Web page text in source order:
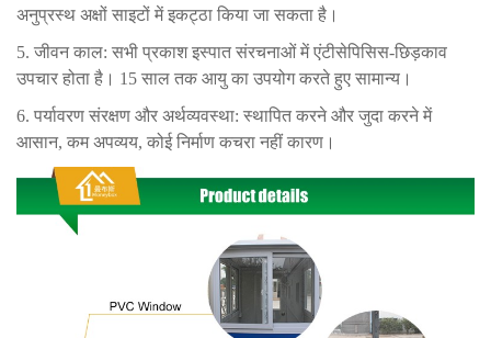
अनुप्रस्थ अक्षों साइटों में इकट्ठा किया जा सकता है।
5. जीवन काल: सभी प्रकाश इस्पात संरचनाओं में एंटीसेपिसिस-छिड़काव
उपचार होता है। 15 साल तक आयु का उपयोग करते हुए सामान्य।
6. पर्यावरण संरक्षण और अर्थव्यवस्था: स्थापित करने और जुदा करने में
आसान, कम अपव्यय, कोई निर्माण कचरा नहीं कारण।